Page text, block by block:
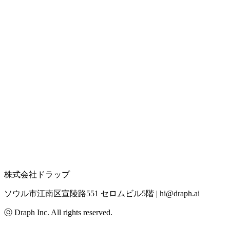
株式会社ドラップ
ソウル市江南区宣陵路551 セロムビル5階 | hi@draph.ai
ⓒ Draph Inc. All rights reserved.